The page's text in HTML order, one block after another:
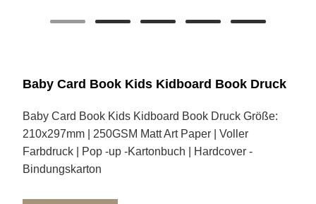
Baby Card Book Kids Kidboard Book Druck
Baby Card Book Kids Kidboard Book Druck Größe:
210x297mm | 250GSM Matt Art Paper | Voller
Farbdruck | Pop -up -Kartonbuch | Hardcover -
Bindungskarton